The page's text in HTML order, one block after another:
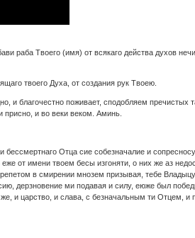
раба Твоего (имя) от всякаго действа духов
твоего Духа, от создания рук Твоею.
и благочестно поживает, сподобляем
и во веки веком. Аминь.
Отца сие собезначалие и
от имени твоем бесы изгоняти, о них же аз
в смирении мнозем призывая, тебе
дерзновение ми подавая и силу, еюже был
и царство, и слава, с безначальным ти